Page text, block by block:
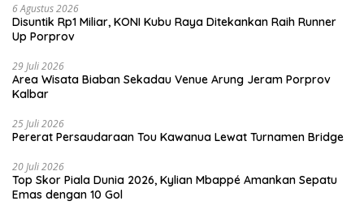
6 Agustus 2026
Disuntik Rp1 Miliar, KONI Kubu Raya Ditekankan Raih Runner
Up Porprov
29 Juli 2026
Area Wisata Biaban Sekadau Venue Arung Jeram Porprov
Kalbar
25 Juli 2026
Pererat Persaudaraan Tou Kawanua Lewat Turnamen Bridge
20 Juli 2026
Top Skor Piala Dunia 2026, Kylian Mbappé Amankan Sepatu
Emas dengan 10 Gol